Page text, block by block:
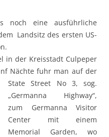
noch eine ausführliche
Landsitz des ersten US-
in der Kreisstadt Culpeper
Nächte fuhr man auf der
State Street No 3, sog.
„Germanna Highway“,
zum Germanna Visitor
Center mit einem
Memorial Garden, wo